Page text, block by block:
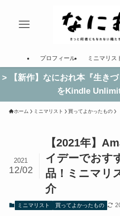
プロフィール ミニマリス
> 【新作】なにおれ本『生きづ
をKindle
ホーム ミニマリスト 買ってよかったもの
【2021年】
イデーでおす
品！ミニマリ
介
2021
12/02
ミニマリスト 買ってよかったもの